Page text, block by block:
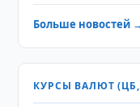
Больше новостей
КУРСЫ ВАЛЮТ (ЦБ,